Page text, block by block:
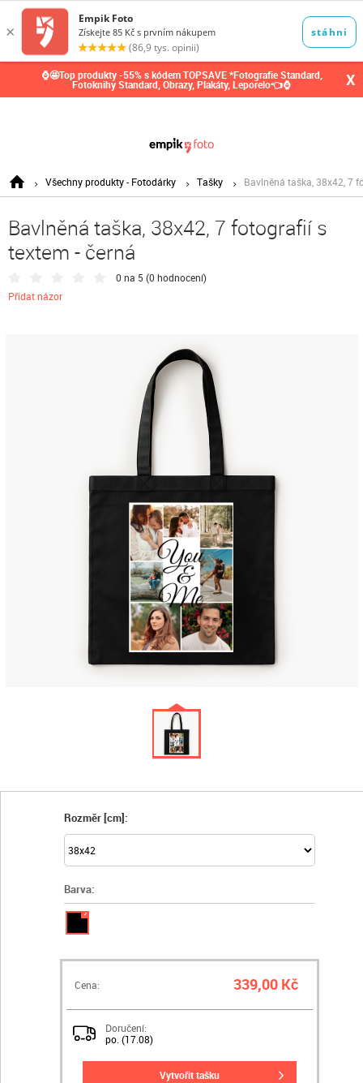
⌚🤩Top produkty -55% s kódem TOPSAVE *Fotografie Standard,
Fotoknihy Standard, Obrazy, Plakáty, Leporelo👈⌚ X
Všechny produkty - Fotodárky Tašky Bavlněná taška, 38x42, 7
Bavlněná taška, 38x42, 7 fotografií s
textem - černá
0 na 5 (0 hodnocení)
Přidat názor
Rozměr [cm]:
Barva:
✓
Cena: 339,00 Kč
Doručení:
po. (17.08)
vytvořit tašku